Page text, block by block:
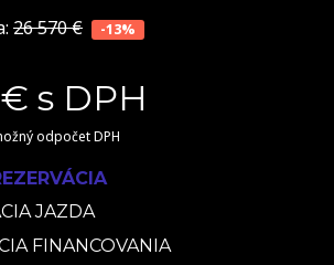
26 570 € -13%
s DPH
odpočet DPH
JAZDA
FINANCOVANIA